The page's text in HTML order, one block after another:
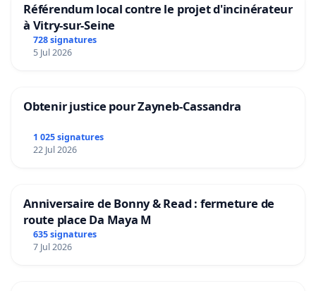
Référendum local contre le projet d'incinérateur
à Vitry-sur-Seine
728 signatures
5 Jul 2026
Obtenir justice pour Zayneb-Cassandra
1 025 signatures
22 Jul 2026
Anniversaire de Bonny & Read : fermeture de
route place Da Maya M
635 signatures
7 Jul 2026